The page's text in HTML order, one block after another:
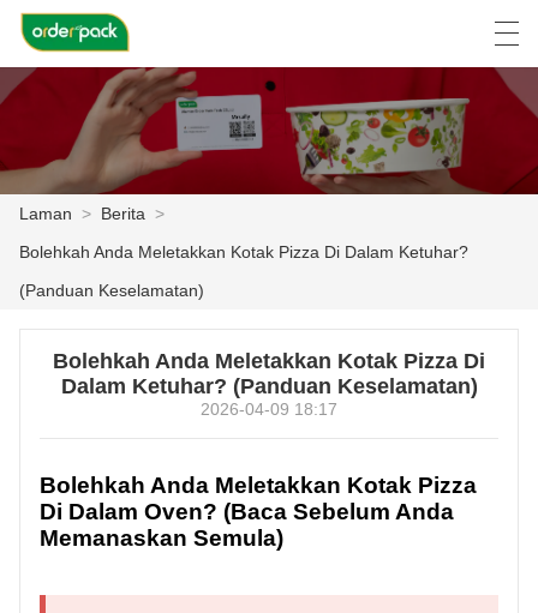
PRODUK
BERITA
KES
LAWATAN KILANG
Deutsch
Laman > Berita >
Bolehkah Anda Meletakkan Kotak Pizza Di Dalam Ketuhar?
(Panduan Keselamatan)
Bolehkah Anda Meletakkan Kotak Pizza Di
Dalam Ketuhar? (Panduan Keselamatan)
2026-04-09 18:17
Bolehkah Anda Meletakkan Kotak Pizza
Di Dalam Oven? (Baca Sebelum Anda
Memanaskan Semula)